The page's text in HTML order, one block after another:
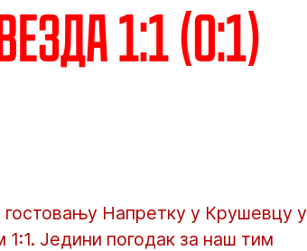
1:1 (0:1)
Напретку у Крушевцу у
1:1. Једини погодак за наш тим